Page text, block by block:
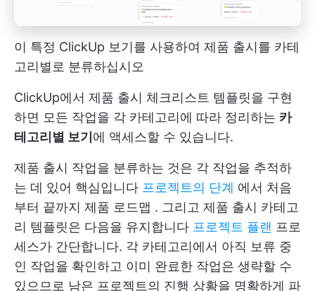
이 특정 ClickUp 보기를 사용하여 제품 출시를 카테
고리별로 분류하십시오
ClickUp에서 제품 출시 체크리스트 템플릿을 구현
하면 모든 작업을 각 카테고리에 따라 정리하는 카
테고리별 보기에 액세스할 수 있습니다.
제품 출시 작업을 분류하는 것은 각 작업을 추적하
는 데 있어 핵심입니다 프로젝트의 단계 에서 처음
부터 끝까지 제품 로드맵 . 그리고 제품 출시 카테고
리 템플릿은 다음을 유지합니다 프로젝트 플랜 프로
세스가 간단합니다. 각 카테고리에서 아직 보류 중
인 작업을 확인하고 이미 완료한 작업은 생략할 수
있으므로 남은 프로젝트의 진행 상황을 명확하게 파